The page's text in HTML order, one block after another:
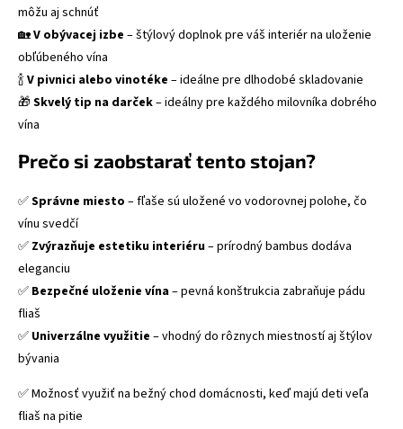
môžu aj schnúť
🏡V obývacej izbe – štýlový doplnok pre váš interiér na uloženie
obľúbeného vína
🍾V pivnici alebo vinotéke – ideálne pre dlhodobé skladovanie
🎁Skvelý tip na darček– ideálny pre každého milovníka dobrého
vína
Prečo si zaobstarať tento stojan?
✅Správne miesto – fľaše sú uložené vo vodorovnej polohe, čo
vínu svedčí
✅ Zvýrazňuje estetiku interiéru– prírodný bambus dodáva
eleganciu
✅ Bezpečné uloženie vína– pevná konštrukcia zabraňuje pádu
fliaš
✅ Univerzálne využitie – vhodný do rôznych miestností aj štýlov
bývania
✅ Možnosť využiť na bežný chod domácnosti, keď majú deti veľa
fliaš na pitie